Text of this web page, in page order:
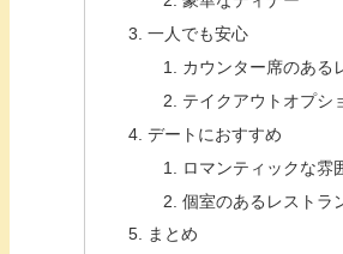
一人でも安心
カウンター席のある
テイクアウトオプシ
デートにおすすめ
ロマンティックな雰
個室のあるレストラ
まとめ